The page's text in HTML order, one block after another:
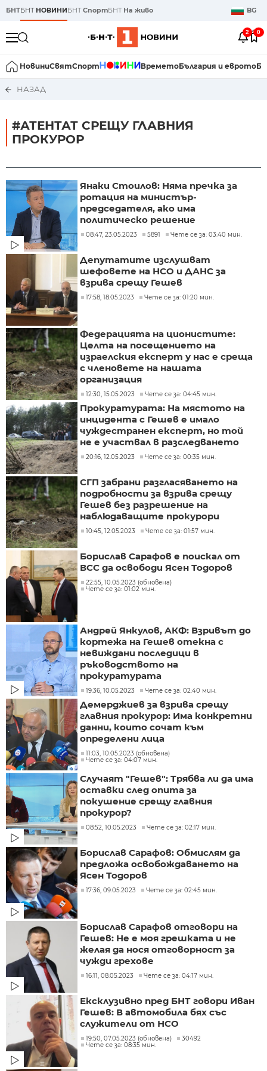
БНТБНТ НОВИНИБНТСпортБНТ На живо BG
2 0
НовиниСвятСпорт ВреметоБългария и еврото
НАЗАД
#АТЕНТАТ СРЕЩУ ГЛАВНИЯ
ПРОКУРОР
Янаки Стоилов: Няма пречка за
ротация на министър-
председателя, ако има
политическо решение
08:47, 23.05.2023 5891 Чете се за: 03:40 мин.
Депутатите изслушват
шефовете на НСО и ДАНС за
взрива срещу Гешев
17:58, 18.05.2023 Чете се за: 01:20 мин.
Федерацията на ционистите:
Целта на посещението на
израелския експерт у нас е среща
с членовете на нашата
организация
12:30, 15.05.2023 Чете се за: 04:45 мин.
Прокуратурата: На мястото на
инцидента с Гешев е имало
чуждестранен експерт, но той
не е участвал в разследването
20:16, 12.05.2023 Чете се за: 00:35 мин.
СГП забрани разгласяването на
подробности за взрива срещу
Гешев без разрешение на
наблюдаващите прокурори
10:45, 12.05.2023 Чете се за: 01:57 мин.
Борислав Сарафов е поискал от
ВСС да освободи Ясен Тодоров
22:55, 10.05.2023 (обновена)
Чете се за: 01:02 мин.
Андрей Янкулов, АКФ: Взривът до
кортежа на Гешев отекна с
невиждани последици в
ръководството на
прокуратурата
19:36, 10.05.2023 Чете се за: 02:40 мин.
Демерджиев за взрива срещу
главния прокурор: Има конкретни
данни, които сочат към
определени лица
11:03, 10.05.2023 (обновена)
Чете се за: 04:07 мин.
Случаят "Гешев": Трябва ли да има
оставки след опита за
покушение срещу главния
прокурор?
08:52, 10.05.2023 Чете се за: 02:17 мин.
Борислав Сарафов: Обмислям да
предложа освобождаването на
Ясен Тодоров
17:36, 09.05.2023 Чете се за: 02:45 мин.
Борислав Сарафов отговори на
Гешев: Не е моя грешката и не
желая да нося отговорност за
чужди грехове
16:11, 08.05.2023 Чете се за: 04:17 мин.
Ексклузивно пред БНТ говори Иван
Гешев: В автомобила бях със
служители от НСО
19:50, 07.05.2023 (обновена)
30492
Чете се за: 08:35 мин.